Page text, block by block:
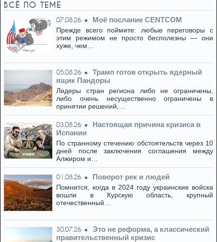
ВСЁ ПО ТЕМЕ
07.08.26 Моё послание CENTCOM
Прежде всего поймите: любые переговоры с
этим режимом не просто бесполезны — они
хуже, чем…
05.08.26
Трамп готов открыть ядерный
ящик Пандоры
Лидеры стран региона либо не ограничены,
либо очень несущественно ограничены в
принятии решений,…
03.08.26
Настоящая причина кризиса в
Испании
По странному стечению обстоятельств через 10
дней после заключения соглашения между
Алжиром и…
01.08.26 Поворот рек и людей
Помнится, когда в 2024 году украинские войска
вошли в Курскую область, крупный
отечественный…
30.07.26
Это не реформа, а классический
правительственный кризис